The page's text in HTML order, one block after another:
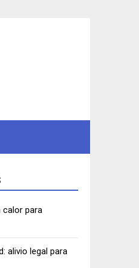
calor para
alivio legal para